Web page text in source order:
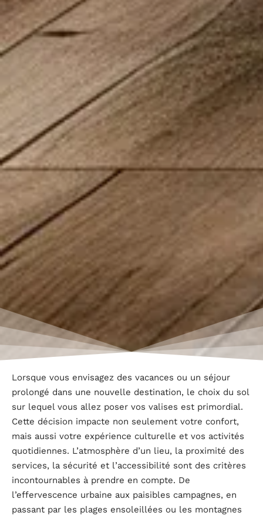
Lorsque vous envisagez des vacances ou un séjour
prolongé dans une nouvelle destination, le choix du sol
sur lequel vous allez poser vos valises est primordial.
Cette décision impacte non seulement votre confort,
mais aussi votre expérience culturelle et vos activités
quotidiennes. L’atmosphère d’un lieu, la proximité des
services, la sécurité et l’accessibilité sont des critères
incontournables à prendre en compte. De
l’effervescence urbaine aux paisibles campagnes, en
passant par les plages ensoleillées ou les montagnes